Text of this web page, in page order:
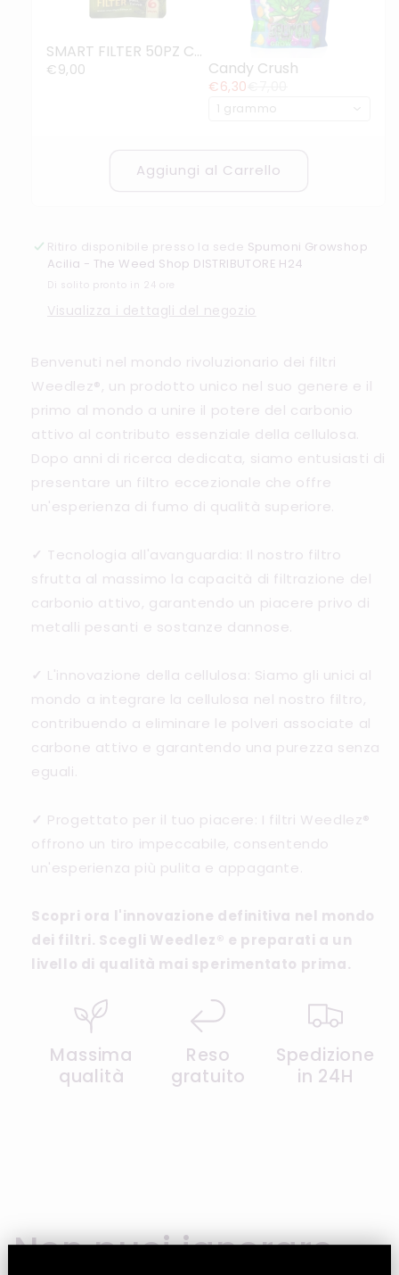
SMART FILTER 50PZ COLORI ASSORTITI
€9,00 Candy Crush
€6,30
1 grammo
Aggiungi al Carrello
Ritiro disponibile presso la sede Spumoni Growshop
Acilia - The Weed Shop DISTRIBUTORE H24
Di solito pronto in 24 ore
Visualizza i dettagli del negozio
Benvenuti nel mondo rivoluzionario dei filtri
Weedlez®, un prodotto unico nel suo genere e il
primo al mondo a unire il potere del carbonio
attivo al contributo essenziale della cellulosa.
Dopo anni di ricerca dedicata, siamo entusiasti di
presentare un filtro eccezionale che offre
un'esperienza di fumo di qualità superiore.
✓ Tecnologia all'avanguardia: Il nostro filtro
sfrutta al massimo la capacità di filtrazione del
carbonio attivo, garantendo un piacere privo di
metalli pesanti e sostanze dannose.
✓ L'innovazione della cellulosa: Siamo gli unici al
mondo a integrare la cellulosa nel nostro filtro,
contribuendo a eliminare le polveri associate al
carbone attivo e garantendo una purezza senza
eguali.
✓ Progettato per il tuo piacere: I filtri Weedlez®
offrono un tiro impeccabile, consentendo
un'esperienza più pulita e appagante.
Scopri ora l'innovazione definitiva nel mondo
dei filtri. Scegli Weedlez® e preparati a un
livello di qualità mai sperimentato prima.
Massima
qualità
Reso
gratuito
Spedizione
in 24H
Non puoi ignorare